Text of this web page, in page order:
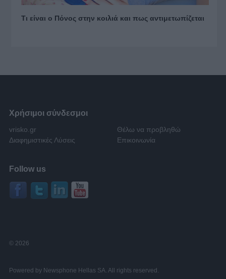
Τι είναι ο Πόνος στην κοιλιά και πως αντιμετωπίζεται
Χρήσιμοι σύνδεσμοι
vrisko.gr
Θέλω να προβληθώ
Διαφημιστικές Λύσεις
Επικοινωνία
Follow us
© 2026
Powered by Newsphone Hellas SA. All rights reserved.